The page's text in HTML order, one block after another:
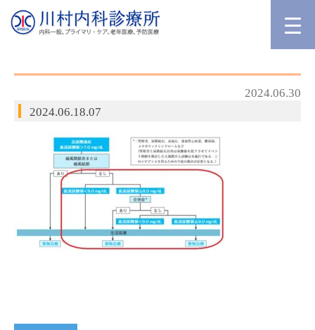
2024.06.30
2024.06.18.07